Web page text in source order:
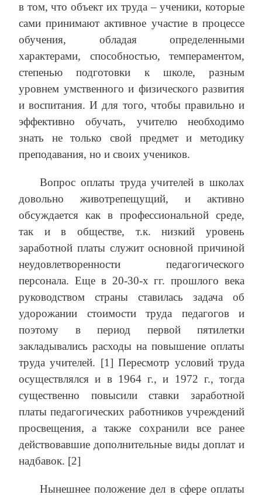
в том, что объект их труда – ученики, которые
сами принимают активное участие в процессе
обучения, обладая определенными
характерами, способностью, темпераментом,
степенью подготовки к школе, разным
уровнем умственного и физического развития
и воспитания. И для того, чтобы правильно и
эффективно обучать, учителю необходимо
знать не только свой предмет и методику
преподавания, но и своих учеников.
Вопрос оплаты труда учителей в школах
довольно животрепещущий, и активно
обсуждается как в профессиональной среде,
так и в обществе, т.к. низкий уровень
заработной платы служит основной причиной
неудовлетворенности педагогического
персонала. Еще в 20-30-х гг. прошлого века
руководством страны ставилась задача об
удорожании стоимости труда педагогов и
поэтому в период первой пятилетки
закладывались расходы на повышение оплаты
труда учителей. [1] Пересмотр условий труда
осуществлялся и в 1964 г., и 1972 г., тогда
существенно повысили ставки заработной
платы педагогических работников учреждений
просвещения, а также сохранили все ранее
действовавшие дополнительные виды доплат и
надбавок. [2]
Нынешнее положение дел в сфере оплаты